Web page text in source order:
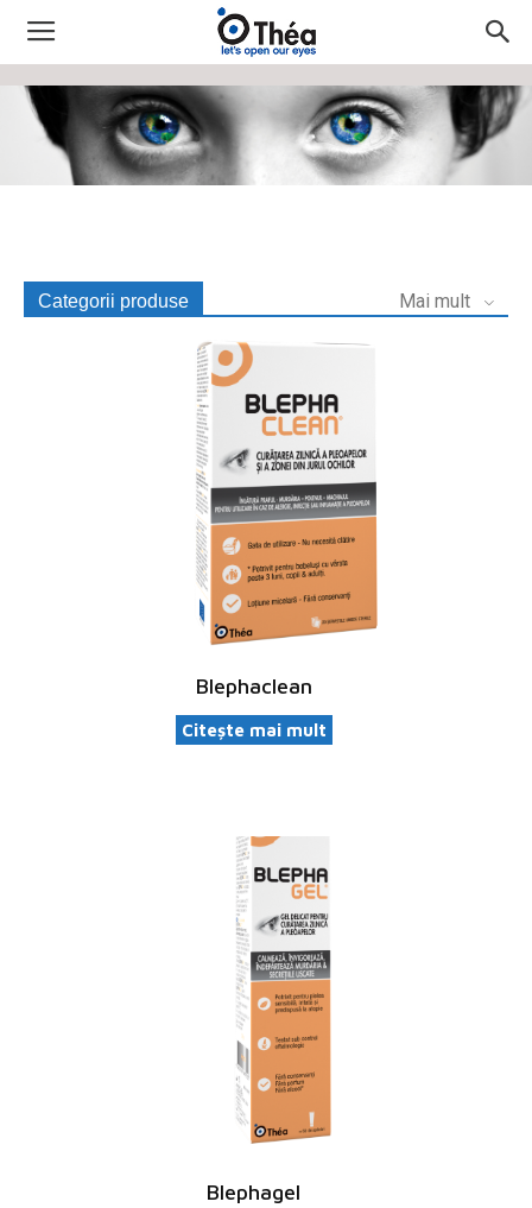
Categorii produse Mai mult
Blephaclean
Citește mai mult
Blephagel